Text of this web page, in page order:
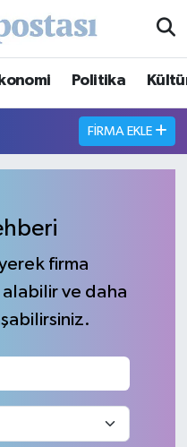
Politika
FIRMA EKLE
firma
ve daha